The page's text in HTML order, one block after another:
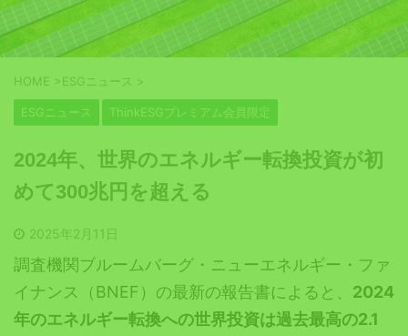
HOME >ESGニュース >
ESGニュース ThinkESGプレミアム会員限定
2024年、世界のエネルギー転換投資が初
めて300兆円を超える
2025年2月11日
調査機関ブルームバーグ・ニューエネルギー・ファ
イナンス（BNEF）の最新の報告書によると、 2024
年のエネルギー転換への世界投資は過去最高の2.1